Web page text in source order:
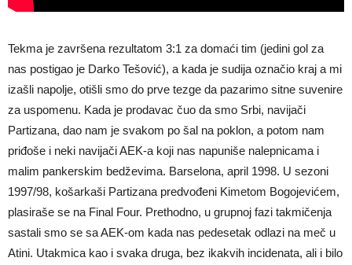
Tekma je završena rezultatom 3:1 za domaći tim (jedini gol za
nas postigao je Darko Tešović), a kada je sudija označio kraj a mi
izašli napolje, otišli smo do prve tezge da pazarimo sitne suvenire
za uspomenu. Kada je prodavac čuo da smo Srbi, navijači
Partizana, dao nam je svakom po šal na poklon, a potom nam
priđoše i neki navijači AEK-a koji nas napuniše nalepnicama i
malim pankerskim bedževima. Barselona, april 1998. U sezoni
1997/98, košarkaši Partizana predvođeni Kimetom Bogojevićem,
plasiraše se na Final Four. Prethodno, u grupnoj fazi takmičenja
sastali smo se sa AEK-om kada nas pedesetak odlazi na meč u
Atini. Utakmica kao i svaka druga, bez ikakvih incidenata, ali i bilo